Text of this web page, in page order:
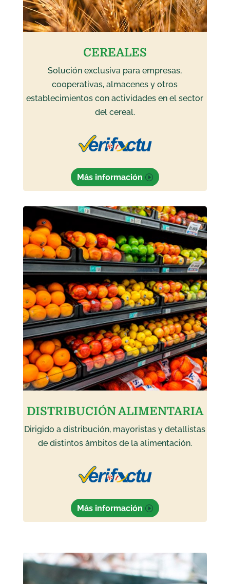
CEREALES
Solución exclusiva para empresas,
cooperativas, almacenes y otros
establecimientos con actividades en el sector
del cereal.
Más información
DISTRIBUCIÓN ALIMENTARIA
Dirigido a distribución, mayoristas y detallistas
de distintos ámbitos de la alimentación.
Más información